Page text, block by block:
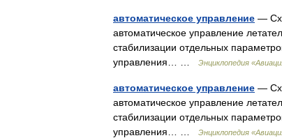
автоматическое управление —
автоматическое управление
стабилизации отдельных
управления… …
Энциклопедия
автоматическое управление —
автоматическое управление
стабилизации отдельных
управления… …
Энциклопедия